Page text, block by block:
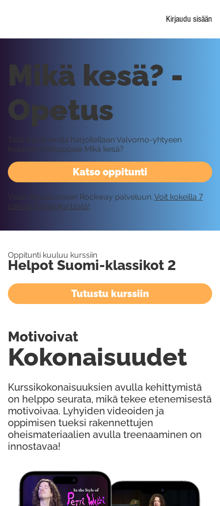
Kirjaudu sisään
Katso oppitunti
Mikä kesä? -
Opetus
Tällä oppitunnilla harjoitellaan Valvomo-yhtyeen
kesäinen hittikappale Mikä kesä?
Vaatii kirjautumisen Rockway palveluun. Voit kokeilla 7
päivää ilmaiseksi tästä!
Oppitunti kuuluu kurssiin
Helpot Suomi-klassikot 2
Tutustu kurssiin
Kurssikokonaisuuksien avulla kehittymistä
on helppo seurata, mikä tekee etenemisestä
motivoivaa. Lyhyiden videoiden ja
oppimisen tueksi rakennettujen
oheismateriaalien avulla treenaaminen on
innostavaa!
Kokonaisuudet
Motivoivat